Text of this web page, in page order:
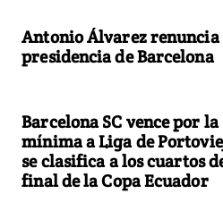
Antonio Álvarez renuncia
presidencia de Barcelona
Barcelona SC vence por la
mínima a Liga de
se clasifica a los cuartos
final de la Copa Ecuador